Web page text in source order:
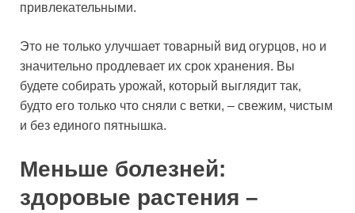
привлекательными.
Это не только улучшает товарный вид огурцов, но и
значительно продлевает их срок хранения. Вы
будете собирать урожай, который выглядит так,
будто его только что сняли с ветки, – свежим, чистым
и без единого пятнышка.
Меньше болезней:
здоровые растения –